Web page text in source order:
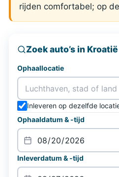
rijden comfortabel; op
Zoek auto’s in Kroatië
Ophaallocatie
Inleveren op dezelfde
Ophaaldatum & -tijd
Inleverdatum & -tijd